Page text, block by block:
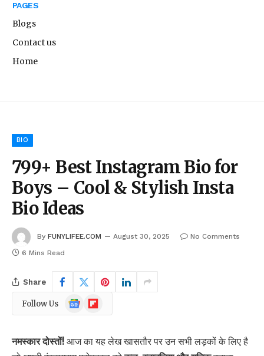
PAGES
Blogs
Contact us
Home
BIO
799+ Best Instagram Bio for
Boys – Cool & Stylish Insta
Bio Ideas
By FUNYLIFEE.COM August 30, 2025
No Comments
6 Mins Read
Share
Follow Us
GoogleFlipboard
नमस्कार दोस्तों! आज का यह लेख खासतौर पर उन सभी लड़कों के लिए है